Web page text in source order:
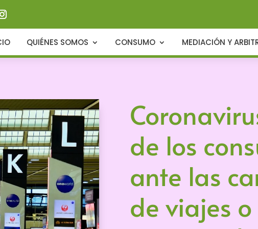
QUIÉNES SOMOS CONSUMO MEDIACIÓN Y
de los
ante las
de viajes